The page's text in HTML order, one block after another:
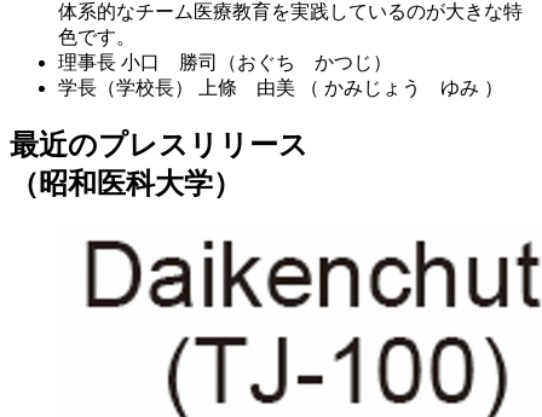
体系的なチーム医療教育を実践しているのが大きな特
色です。
理事長 小口 勝司（おぐち かつじ）
学長（学校長）
上條 由美 （ かみじょう ゆみ ）
最近のプレスリリース
（昭和医科大学）